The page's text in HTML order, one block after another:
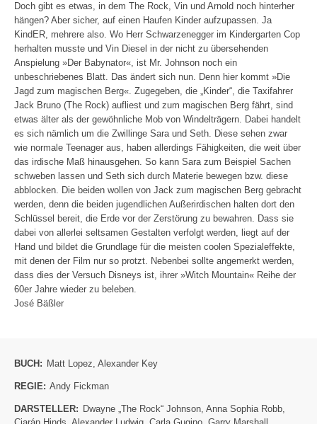
Doch gibt es etwas, in dem The Rock, Vin und Arnold noch hinterher
hängen? Aber sicher, auf einen Haufen Kinder aufzupassen. Ja
KindER, mehrere also. Wo Herr Schwarzenegger im Kindergarten Cop
herhalten musste und Vin Diesel in der nicht zu übersehenden
Anspielung »Der Babynator«, ist Mr. Johnson noch ein
unbeschriebenes Blatt. Das ändert sich nun. Denn hier kommt »Die
Jagd zum magischen Berg«. Zugegeben, die „Kinder“, die Taxifahrer
Jack Bruno (The Rock) aufliest und zum magischen Berg fährt, sind
etwas älter als der gewöhnliche Mob von Windelträgern. Dabei handelt
es sich nämlich um die Zwillinge Sara und Seth. Diese sehen zwar
wie normale Teenager aus, haben allerdings Fähigkeiten, die weit über
das irdische Maß hinausgehen. So kann Sara zum Beispiel Sachen
schweben lassen und Seth sich durch Materie bewegen bzw. diese
abblocken. Die beiden wollen von Jack zum magischen Berg gebracht
werden, denn die beiden jugendlichen Außerirdischen halten dort den
Schlüssel bereit, die Erde vor der Zerstörung zu bewahren. Dass sie
dabei von allerlei seltsamen Gestalten verfolgt werden, liegt auf der
Hand und bildet die Grundlage für die meisten coolen Spezialeffekte,
mit denen der Film nur so protzt. Nebenbei sollte angemerkt werden,
dass dies der Versuch Disneys ist, ihrer »Witch Mountain« Reihe der
60er Jahre wieder zu beleben.
José Bäßler
BUCH: Matt Lopez, Alexander Key
REGIE: Andy Fickman
DARSTELLER: Dwayne „The Rock“ Johnson, Anna Sophia Robb,